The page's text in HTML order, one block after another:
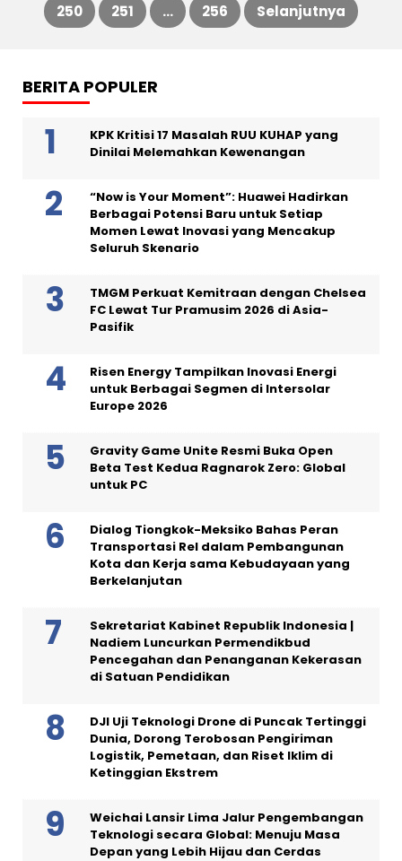
250 251 … 256 Selanjutnya
BERITA POPULER
KPK Kritisi 17 Masalah RUU KUHAP yang
Dinilai Melemahkan Kewenangan
“Now is Your Moment”: Huawei Hadirkan
Berbagai Potensi Baru untuk Setiap
Momen Lewat Inovasi yang Mencakup
Seluruh Skenario
TMGM Perkuat Kemitraan dengan Chelsea
FC Lewat Tur Pramusim 2026 di Asia-
Pasifik
Risen Energy Tampilkan Inovasi Energi
untuk Berbagai Segmen di Intersolar
Europe 2026
Gravity Game Unite Resmi Buka Open
Beta Test Kedua Ragnarok Zero: Global
untuk PC
Dialog Tiongkok-Meksiko Bahas Peran
Transportasi Rel dalam Pembangunan
Kota dan Kerja sama Kebudayaan yang
Berkelanjutan
Sekretariat Kabinet Republik Indonesia |
Nadiem Luncurkan Permendikbud
Pencegahan dan Penanganan Kekerasan
di Satuan Pendidikan
DJI Uji Teknologi Drone di Puncak Tertinggi
Dunia, Dorong Terobosan Pengiriman
Logistik, Pemetaan, dan Riset Iklim di
Ketinggian Ekstrem
Weichai Lansir Lima Jalur Pengembangan
Teknologi secara Global: Menuju Masa
Depan yang Lebih Hijau dan Cerdas